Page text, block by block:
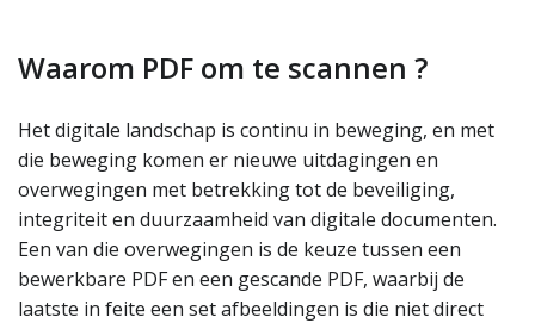
Waarom PDF om te scannen ?
Het digitale landschap is continu in beweging, en met
die beweging komen er nieuwe uitdagingen en
overwegingen met betrekking tot de beveiliging,
integriteit en duurzaamheid van digitale documenten.
Een van die overwegingen is de keuze tussen een
bewerkbare PDF en een gescande PDF, waarbij de
laatste in feite een set afbeeldingen is die niet direct